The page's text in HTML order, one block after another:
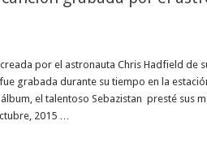
por el astronauta Chris Hadfield de
grabada durante su tiempo en la
el talentoso Sebazistan presté sus
2015 …